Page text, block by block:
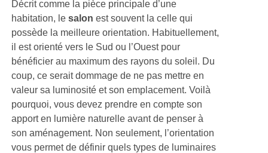
Décrit comme la pièce principale d’une
habitation, lesalon est souvent la celle qui
possède la meilleure orientation. Habituellement,
il est orienté vers le Sud ou l’Ouest pour
bénéficier au maximum des rayons du soleil. Du
coup, ce serait dommage de ne pas mettre en
valeur sa luminosité et son emplacement. Voilà
pourquoi, vous devez prendre en compte son
apport en lumière naturelle avant de penser à
son aménagement. Non seulement, l’orientation
vous permet de définir quels types de luminaires